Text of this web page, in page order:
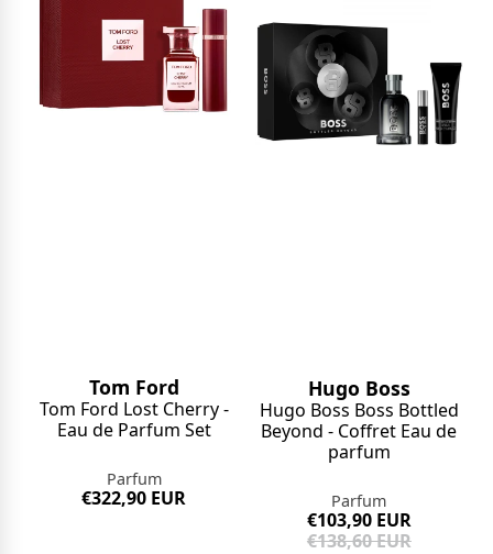
Tom Ford
Tom Ford Lost Cherry -
Eau de Parfum Set
Parfum
€322,90 EUR
Hugo Boss
Hugo Boss Boss Bottled
Beyond - Coffret Eau de
parfum
Parfum
€103,90 EUR
€138,60 EUR